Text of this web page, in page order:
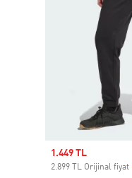
Sale price
1.449 TL
2.899 TL Orijinal fiyat